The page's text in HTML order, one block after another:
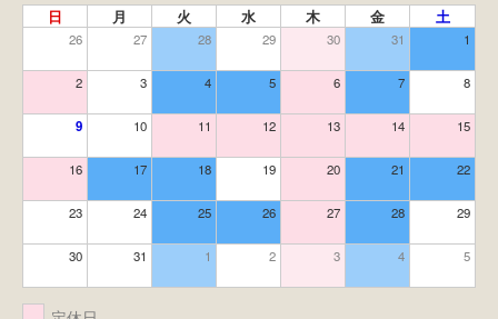
日 月 火 水 木 金 土
26 27 28 29 30 31 1
2 3 4 5 6 7 8
9 10 11 12 13 14 15
16 17 18 19 20 21 22
23 24 25 26 27 28 29
30 31 1 2 3 4 5